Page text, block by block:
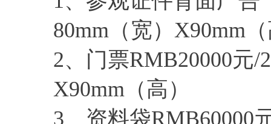
80mm（宽）X90mm
2、门票RMB20000元/
X90mm（高）
3、资料袋RMB60000